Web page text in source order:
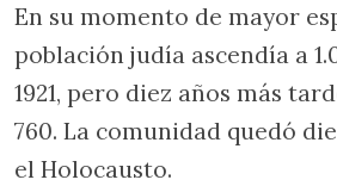
En su momento de mayor
población judía ascendía a
1921, pero diez años más
760. La comunidad quedó
el Holocausto.